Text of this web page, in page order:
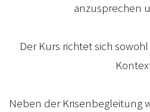
anzusprechen
Der Kurs richtet sich
Neben der Krisenbegleitung